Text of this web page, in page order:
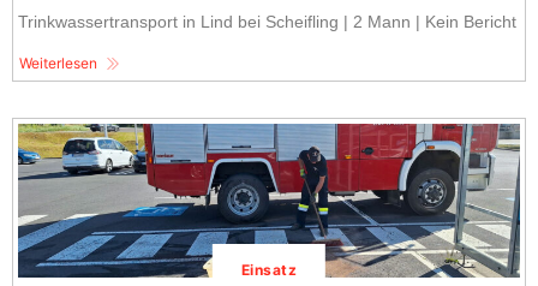
Trinkwassertransport in Lind bei Scheifling | 2 Mann | Kein Bericht
Weiterlesen
Einsatz